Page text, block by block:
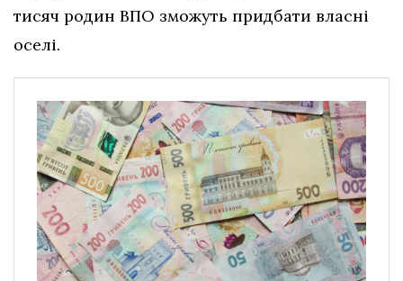
тисяч родин ВПО зможуть придбати власні
оселі.